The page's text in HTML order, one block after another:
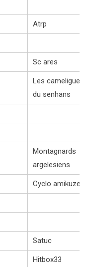
Atrp
Sc ares
Les cameligues
du senhans
Montagnards
argelesiens
Cyclo amikuze
Satuc
Hitbox33